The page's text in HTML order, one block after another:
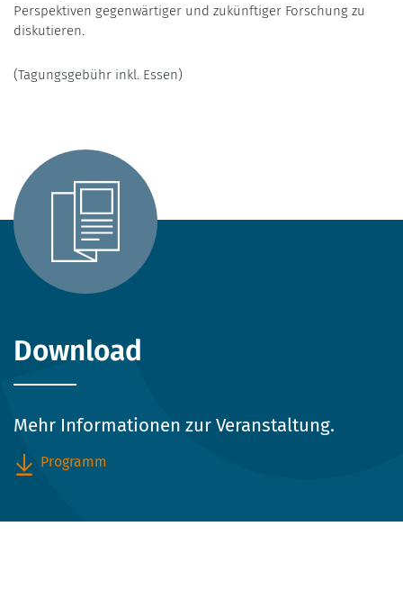
Perspektiven gegenwärtiger und zukünftiger Forschung zu
diskutieren.
(Tagungsgebühr inkl. Essen)
Download
Mehr Informationen zur Veranstaltung.
Programm